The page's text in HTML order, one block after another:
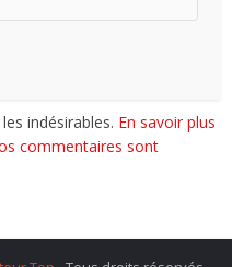
indésirables. En savoir plus
commentaires sont